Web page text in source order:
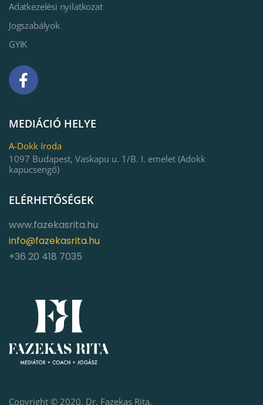
ELÉRHETŐSÉGEK
www.fazekasrita.hu
info@fazekasrita.hu
+36 20 418 7035
MEDIÁCIÓ HELYE
A-Dokk Iroda
1097 Budapest, Vaskapu u. 1/B. I. emelet (Adokk
kapucsengő)
Adatkezelési nyilatkozat
Jogszabályok
GYIK
Copyright © 2020, Dr. Fazekas Rita.